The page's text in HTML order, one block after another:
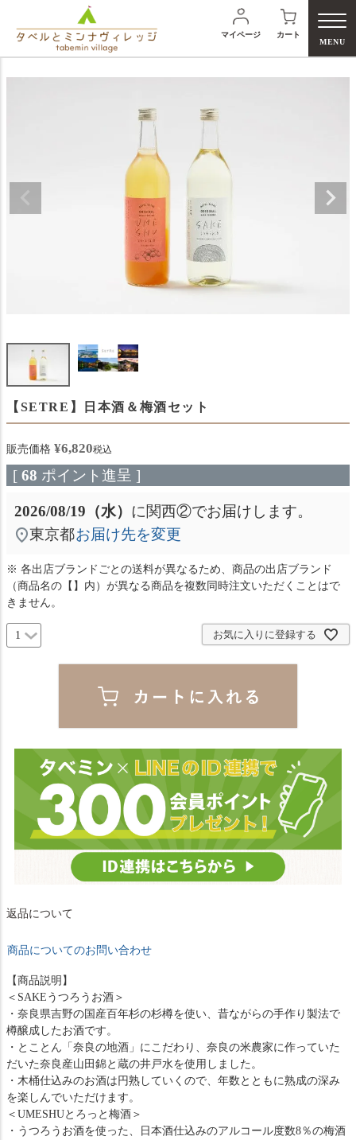
マイページ
カート
MENU
【SETRE】日本酒＆梅酒セット
販売価格 ¥6,820税込
[ 68 ポイント進呈 ]
2026/08/19（水） に関西②でお届けします。
東京都お届け先を変更
※ 各出店ブランドごとの送料が異なるため、商品の出店ブランド
（商品名の【】内）が異なる商品を複数同時注文いただくことはで
きません。
お気に入りに登録する
返品について
商品についてのお問い合わせ
【商品説明】
＜SAKEうつろうお酒＞
・奈良県吉野の国産百年杉の杉樽を使い、昔ながらの手作り製法で
樽醸成したお酒です。
・とことん「奈良の地酒」にこだわり、奈良の米農家に作っていた
だいた奈良産山田錦と蔵の井戸水を使用しました。
・木桶仕込みのお酒は円熟していくので、年数とともに熟成の深み
を楽しんでいただけます。
＜UMESHUとろっと梅酒＞
・うつろうお酒を使った、日本酒仕込みのアルコール度数8％の梅酒